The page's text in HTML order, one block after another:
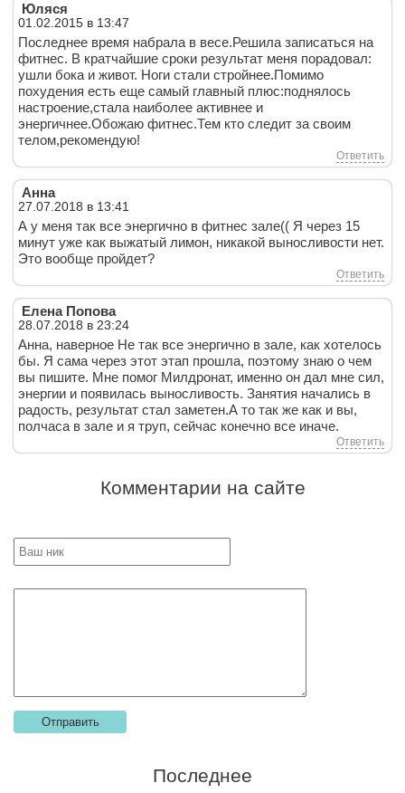
Юляся
01.02.2015 в 13:47
Последнее время набрала в весе.Решила записаться на
фитнес. В кратчайшие сроки результат меня порадовал:
ушли бока и живот. Ноги стали стройнее.Помимо
похудения есть еще самый главный плюс:поднялось
настроение,стала наиболее активнее и
энергичнее.Обожаю фитнес.Тем кто следит за своим
телом,рекомендую!
Ответить
Анна
27.07.2018 в 13:41
А у меня так все энергично в фитнес зале(( Я через 15
минут уже как выжатый лимон, никакой выносливости нет.
Это вообще пройдет?
Ответить
Елена Попова
28.07.2018 в 23:24
Анна, наверное Не так все энергично в зале, как хотелось
бы. Я сама через этот этап прошла, поэтому знаю о чем
вы пишите. Мне помог Милдронат, именно он дал мне сил,
энергии и появилась выносливость. Занятия начались в
радость, результат стал заметен.А то так же как и вы,
полчаса в зале и я труп, сейчас конечно все иначе.
Ответить
Комментарии на сайте
Последнее